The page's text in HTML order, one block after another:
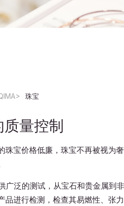
珠宝
量控制
珠宝价格低廉，珠宝不再被视为
泛的测试，从宝石和贵金属到
品进行检测，检查其易燃性、张